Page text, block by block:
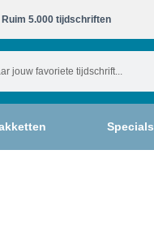
Ruim 5.000 tijdschriften​
Specials